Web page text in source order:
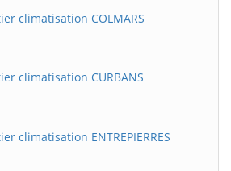
climatisation COLMARS
climatisation CURBANS
climatisation ENTREPIERRES